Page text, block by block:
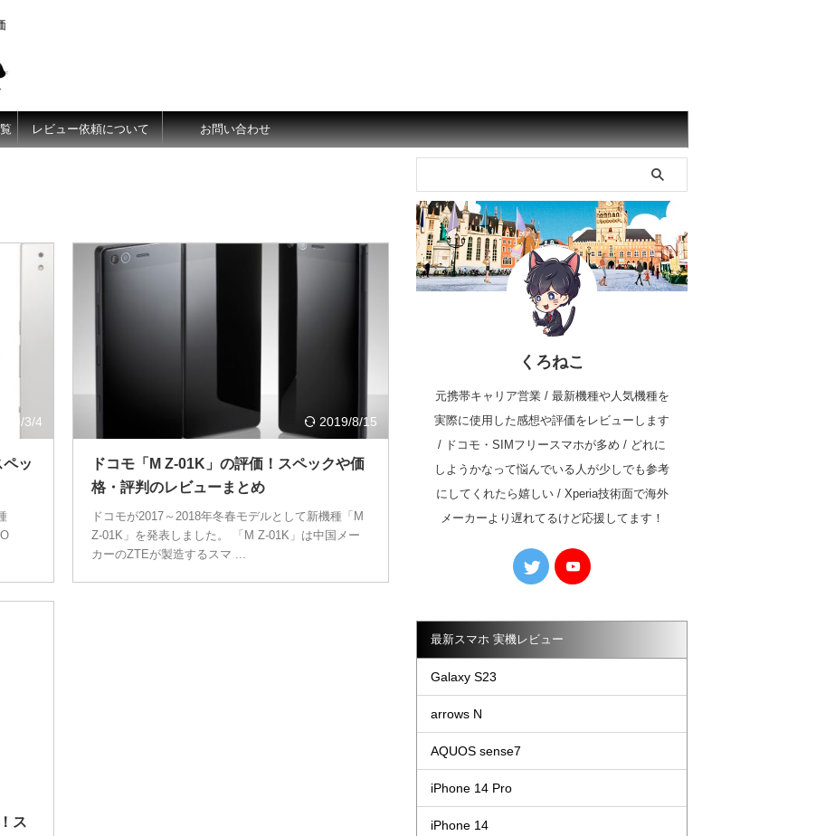
レビュー依頼について お問い合わせ
3/4
ッ
2019/8/15
ドコモ「M Z-01K」の評価！スペックや価
格・評判のレビューまとめ
ドコモが2017～2018年冬春モデルとして新機種「M
Z-01K」を発表しました。 「M Z-01K」は中国メー
カーのZTEが製造するスマ ...
6/21
ス
くろねこ
元携帯キャリア営業 / 最新機種や人気機種を
実際に使用した感想や評価をレビューします
/ ドコモ・SIMフリースマホが多め / どれに
しようかなって悩んでいる人が少しでも参考
にしてくれたら嬉しい / Xperia技術面で海外
メーカーより遅れてるけど応援してます！
最新スマホ 実機レビュー
Galaxy S23
arrows N
AQUOS sense7
iPhone 14 Pro
iPhone 14